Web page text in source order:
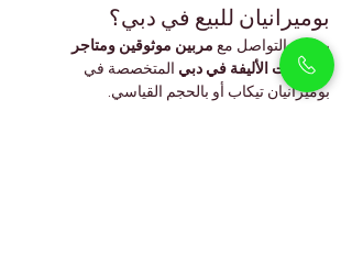
بوميرانيان للبيع في دبي؟
يمكنك التواصل مع مربين موثوقين ومتاجر
الحيوانات الأليفة في دبي المتخصصة في
بوميرانيان تيكاب أو بالحجم القياسي.